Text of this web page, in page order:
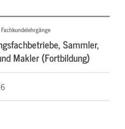
Sammler,
Makler (Fortbildung)